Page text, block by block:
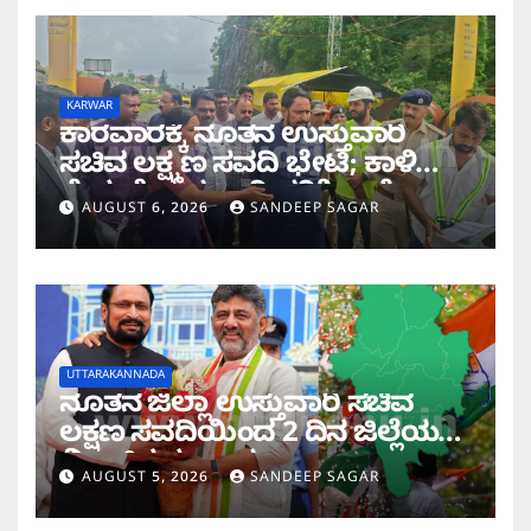
KARWAR
ಕಾರವಾರಕ್ಕೆ ನೂತನ ಉಸ್ತುವಾರಿ
ಸಚಿವ ಲಕ್ಷ್ಮಣ ಸವದಿ ಭೇಟಿ; ಕಾಳಿ
ಸೇತುವೆ ಕಾಮಗಾರಿ ಪರಿಶೀಲನೆ
AUGUST 6, 2026 SANDEEP SAGAR
UTTARAKANNADA
ನೂತನ ಜಿಲ್ಲಾ ಉಸ್ತುವಾರಿ ಸಚಿವ
ಲಕ್ಷಣ ಸವದಿಯಿಂದ 2 ದಿನ ಜಿಲ್ಲೆಯಲ್ಲಿ
ಮಿಂಚಿನ ಸಂಚಾರ
AUGUST 5, 2026 SANDEEP SAGAR